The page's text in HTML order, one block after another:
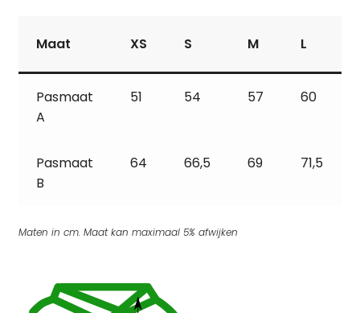
Maat XS S M L
Pasmaat
A
51 54 57 60
Pasmaat
B
64 66,5 69 71,5
Maten in cm. Maat kan maximaal 5% afwijken